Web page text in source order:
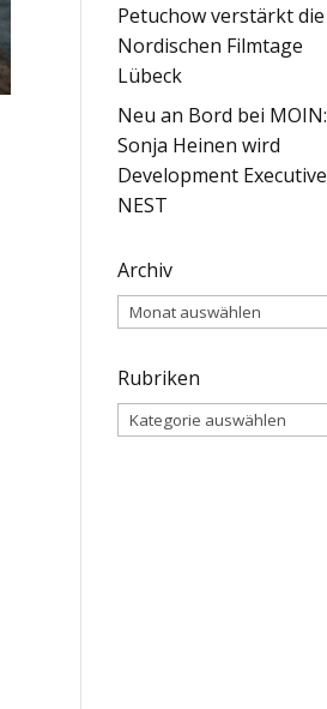
Petuchow verstärkt die
Nordischen Filmtage
Lübeck
Neu an Bord bei MOIN:
Sonja Heinen wird
Development Executive
NEST
Archiv
Archiv
Rubriken
Rubriken